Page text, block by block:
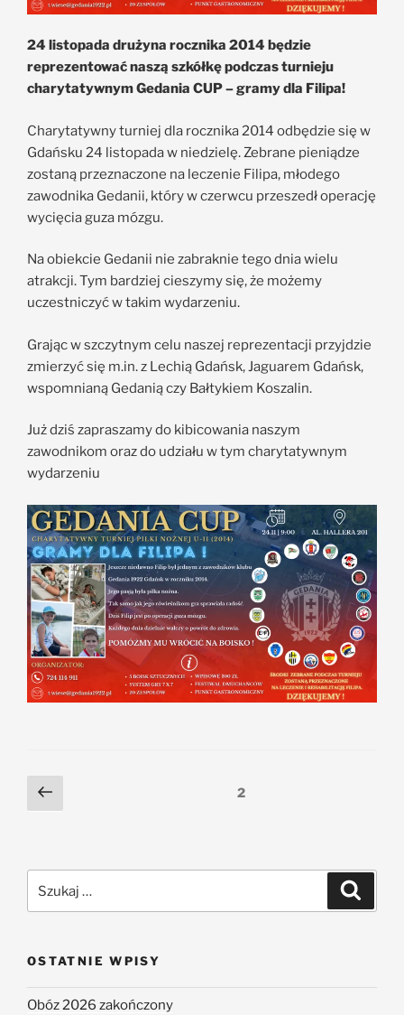
24 listopada drużyna rocznika 2014 będzie
reprezentować naszą szkółkę podczas turnieju
charytatywnym Gedania CUP – gramy dla Filipa!
Charytatywny turniej dla rocznika 2014 odbędzie się w
Gdańsku 24 listopada w niedzielę. Zebrane pieniądze
zostaną przeznaczone na leczenie Filipa, młodego
zawodnika Gedanii, który w czerwcu przeszedł operację
wycięcia guza mózgu.
Na obiekcie Gedanii nie zabraknie tego dnia wielu
atrakcji. Tym bardziej cieszymy się, że możemy
uczestniczyć w takim wydarzeniu.
Grając w szczytnym celu naszej reprezentacji przyjdzie
zmierzyć się m.in. z Lechią Gdańsk, Jaguarem Gdańsk,
wspomnianą Gedanią czy Bałtykiem Koszalin.
Już dziś zapraszamy do kibicowania naszym
zawodnikom oraz do udziału w tym charytatywnym
wydarzeniu
2
OSTATNIE WPISY
Obóz 2026 zakończony